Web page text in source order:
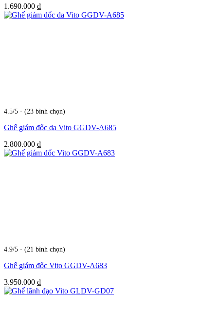
1.690.000 ₫
4.5/5 - (23 bình chọn)
Ghế giám đốc da Vito GGDV-A685
2.800.000 ₫
4.9/5 - (21 bình chọn)
Ghế giám đốc Vito GGDV-A683
3.950.000 ₫